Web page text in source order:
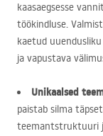
kaasaegsesse
töökindluse.
kaetud uuendusliku
ja vapustava
Unikaalsed
paistab silma
teemantstruktuuri